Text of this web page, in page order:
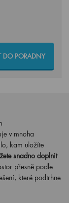
DO PORADNY
v mnoha
kam uložíte
snadno doplnit
přesně podle
které podtrhne